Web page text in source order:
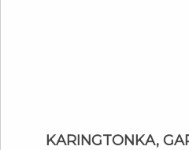
KARINGTONKA,